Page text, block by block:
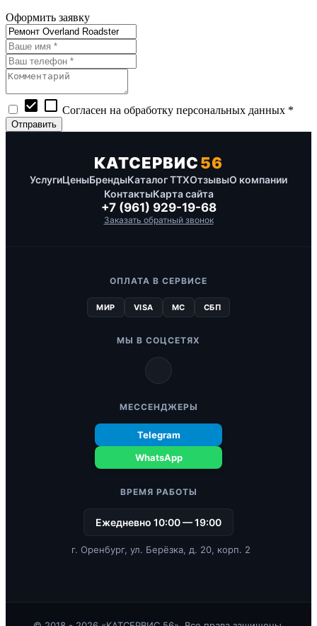
Оформить заявку
check_box check_box_outline_blank Согласен на обработку персональных данных *
КАТСЕРВИС56
УслугиЦеныБрендыКаталог ТТХОтзывыО компании
КонтактыКарта сайта
+7 (961) 929-19-68
Заказать обратный звонок
ОПЛАТА В СЕРВИСЕ
МИР VISA MC СБП
МЫ В СОЦСЕТЯХ
МЕССЕНДЖЕРЫ
Telegram
WhatsApp
ВРЕМЯ РАБОТЫ
Ежедневно 10:00 — 19:00
г. Оренбург, ул. Берёзка, д. 20, корп. 2